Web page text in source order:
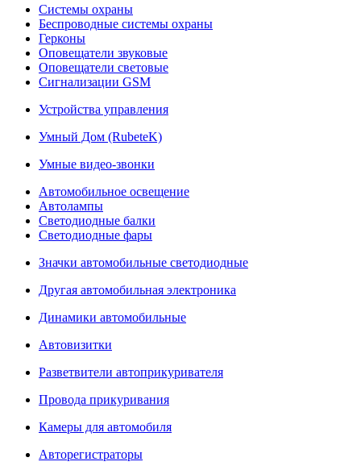
Системы охраны
Беспроводные системы охраны
Герконы
Оповещатели звуковые
Оповещатели световые
Сигнализации GSM
Устройства управления
Умный Дом (RubeteK)
Умные видео-звонки
Автомобильное освещение
Автолампы
Светодиодные балки
Светодиодные фары
Значки автомобильные светодиодные
Другая автомобильная электроника
Динамики автомобильные
Автовизитки
Разветвители автоприкуривателя
Провода прикуривания
Камеры для автомобиля
Авторегистраторы